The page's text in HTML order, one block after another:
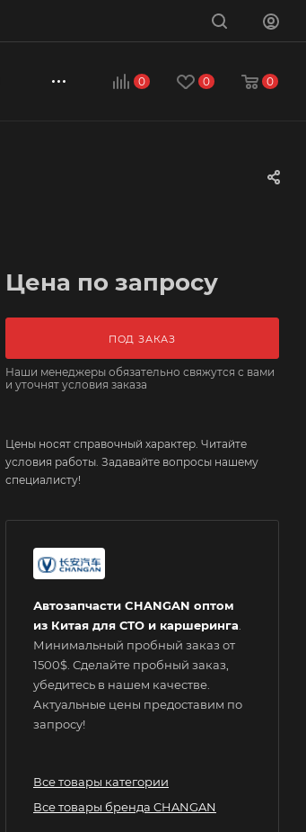
0 0 0
Цена по запросу
ПОД ЗАКАЗ
Наши менеджеры обязательно свяжутся с вами
и уточнят условия заказа
Цены носят справочный характер. Читайте
условия работы. Задавайте вопросы нашему
специалисту!
Автозапчасти CHANGAN оптом
из Китая для СТО и каршеринга
Минимальный пробный заказ от
1500$. Сделайте пробный заказ,
убедитесь в нашем качестве.
Актуальные цены предоставим по
запросу!
Все товары категории
Все товары бренда CHANGAN